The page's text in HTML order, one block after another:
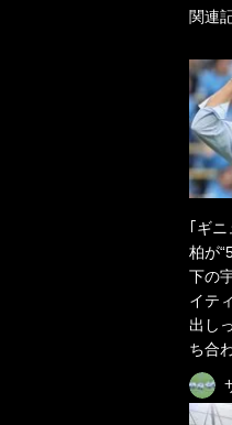
関連
｢ギ
柏が
下の
イテ
出し
ち合